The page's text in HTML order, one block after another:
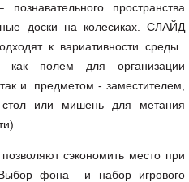
пространства
доски на колесиках. СЛАЙД
к вариативности среды.
как полем для организации
и предметом - заместителем,
или мишень для метания
сэкономить место при
фона и набор игрового